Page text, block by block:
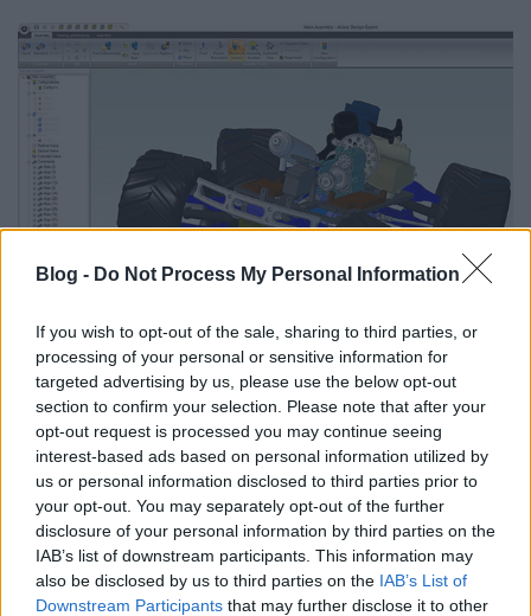
Blog - Do Not Process My Personal Information
If you wish to opt-out of the sale, sharing to third parties, or
processing of your personal or sensitive information for
targeted advertising by us, please use the below opt-out
section to confirm your selection. Please note that after your
opt-out request is processed you may continue seeing
interest-based ads based on personal information utilized by
us or personal information disclosed to third parties prior to
your opt-out. You may separately opt-out of the further
disclosure of your personal information by third parties on the
IAB’s list of downstream participants. This information may
also be disclosed by us to third parties on the IAB’s List of
Downstream Participants that may further disclose it to other
A heterogén célközönségnek (mérnökök, gyártók,
diákok, hobbi szinten érdeklődők) megfelelően a
szoftvercsomag három, személyi, professzionális és
szakértői változata szerezhető be. Mindegyik verziót
a potenciális felhasználók igényei és pénztárcája
szerint alakították ki.
A bétatesztelők visszajelzései egyértelműen
pozitívak. Ha ki akarjuk próbálni,itttehetjük meg.